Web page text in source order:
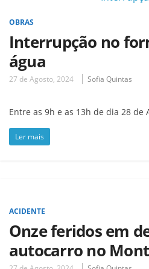
OBRAS
Interrupção no
água
27 de Agosto, 2024 Sofia Quintas
Entre as 9h e as 13h de dia 28 de
Ler mais
ACIDENTE
Onze feridos em
autocarro no